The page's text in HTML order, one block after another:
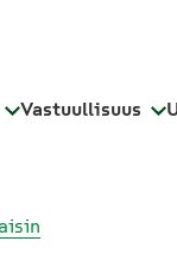
Vastuullisuus